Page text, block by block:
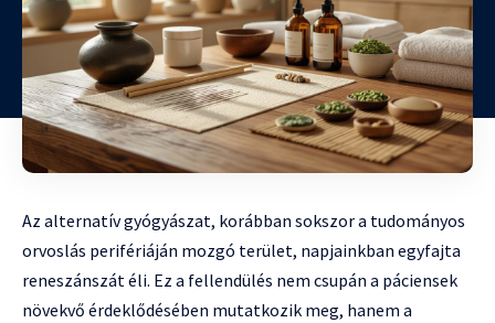
Az alternatív gyógyászat, korábban sokszor a tudományos
orvoslás perifériáján mozgó terület, napjainkban egyfajta
reneszánszát éli. Ez a fellendülés nem csupán a páciensek
növekvő érdeklődésében mutatkozik meg, hanem a